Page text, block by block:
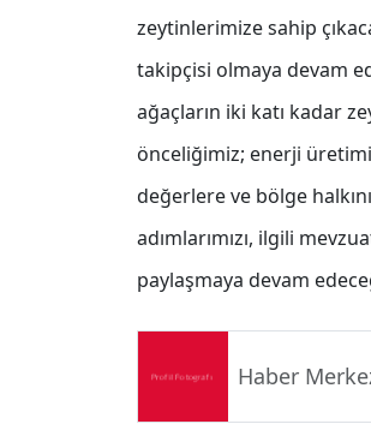
zeytinlerimize sahip
takipçisi olmaya devam
ağaçların iki katı kadar
önceliğimiz; enerji
değerlere ve bölge
adımlarımızı, ilgili
paylaşmaya devam
Haber